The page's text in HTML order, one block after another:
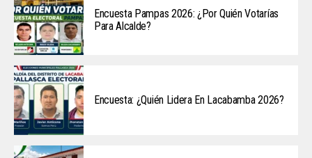
Encuesta Pampas 2026: ¿Por Quién Votarías
Para Alcalde?
Encuesta: ¿Quién Lidera En Lacabamba 2026?